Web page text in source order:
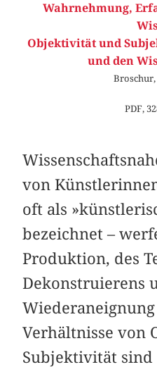
Wahrnehmung,
Objektivität und
und den
Broschur,
PDF,
von
oft als
bezeichnet –
Produktion, des
Dekonstruierens
Verhältnisse von
Subjektivität sind